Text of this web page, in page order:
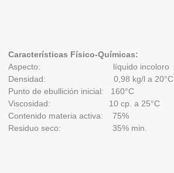
Características Físico-Químicas:
Aspecto: líquido incoloro
Densidad: 0,98 kg/l a 20°C
Punto de ebullición inicial: 160°C
Viscosidad: 10 cp. a 25°C
Contenido materia activa: 75%
Residuo seco: 35% min.